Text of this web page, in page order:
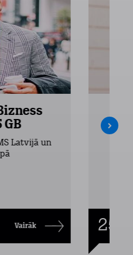
GB
Latvijā un
Vairāk